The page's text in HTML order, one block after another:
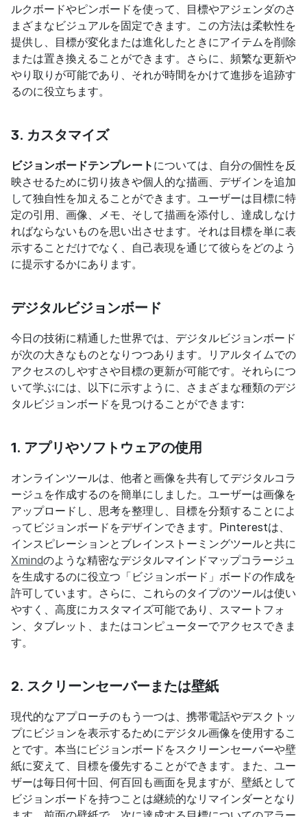
ルクボードやピンボードを使って、目標やアジェンダのさ
まざまなビジュアルを固定できます。この方法は柔軟性を
提供し、目標が変化または進化したときにアイテムを削除
または置き換えることができます。さらに、頻繁な更新や
やり取りが可能であり、それが時間をかけて進捗を追跡す
るのに役立ちます。
3. カスタマイズ
ビジョンボードテンプレート については、自分の個性を反
映させるために切り抜きや個人的な描画、デザインを追加
して独自性を加えることができます。ユーザーは目標に特
定の引用、画像、メモ、そして描画を添付し、達成しなけ
ればならないものを思い出させます。それは目標を単に表
示することだけでなく、自己表現を通じて彼らをどのよう
に提示するかにあります。
デジタルビジョンボード
今日の技術に精通した世界では、デジタルビジョンボード
が次の大きなものとなりつつあります。リアルタイムでの
アクセスのしやすさや目標の更新が可能です。それらにつ
いて学ぶには、以下に示すように、さまざまな種類のデジ
タルビジョンボードを見つけることができます:
1. アプリやソフトウェアの使用
オンラインツールは、他者と画像を共有してデジタルコラ
ージュを作成するのを簡単にしました。ユーザーは画像を
アップロードし、思考を整理し、目標を分類することによ
ってビジョンボードをデザインできます。Pinterestは、
インスピレーションとブレインストーミングツールと共に
Xmindのような精密なデジタルマインドマップコラージュ
を生成するのに役立つ「ビジョンボード」ボードの作成を
許可しています。さらに、これらのタイプのツールは使い
やすく、高度にカスタマイズ可能であり、スマートフォ
ン、タブレット、またはコンピューターでアクセスできま
す。
2. スクリーンセーバーまたは壁紙
現代的なアプローチのもう一つは、携帯電話やデスクトッ
プにビジョンを表示するためにデジタル画像を使用するこ
とです。本当にビジョンボードをスクリーンセーバーや壁
紙に変えて、目標を優先することができます。また、ユー
ザーは毎日何十回、何百回も画面を見ますが、壁紙として
ビジョンボードを持つことは継続的なリマインダーとなり